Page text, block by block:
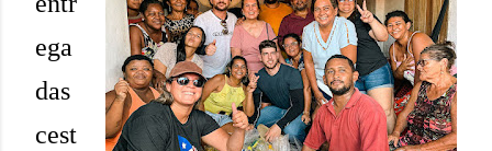
ega
das
cest